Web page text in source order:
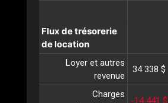
Flux de trésorerie
de location
Loyer et autres
revenue
34 338 $
Charges
-14 441 $